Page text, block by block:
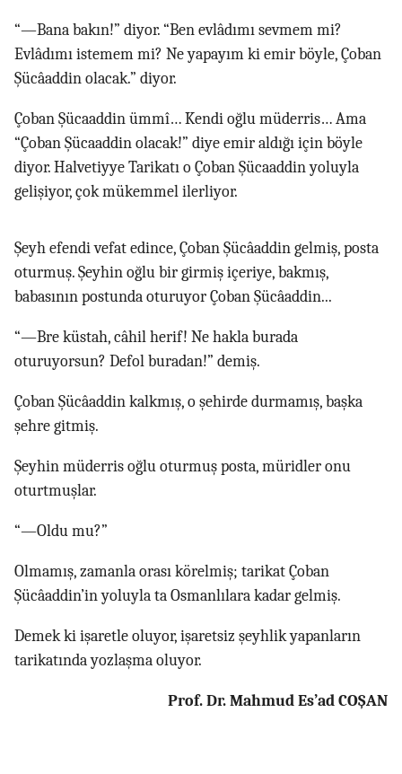
“—Bana bakın!” diyor. “Ben evlâdımı sevmem mi?
Evlâdımı istemem mi? Ne yapayım ki emir böyle, Çoban
Şücâaddin olacak.” diyor.
Çoban Şücaaddin ümmî… Kendi oğlu müderris… Ama
“Çoban Şücaaddin olacak!” diye emir aldığı için böyle
diyor. Halvetiyye Tarikatı o Çoban Şücaaddin yoluyla
gelişiyor, çok mükemmel ilerliyor.
Şeyh efendi vefat edince, Çoban Şücâaddin gelmiş, posta
oturmuş. Şeyhin oğlu bir girmiş içeriye, bakmış,
babasının postunda oturuyor Çoban Şücâaddin...
“—Bre küstah, câhil herif! Ne hakla burada
oturuyorsun? Defol buradan!” demiş.
Çoban Şücâaddin kalkmış, o şehirde durmamış, başka
şehre gitmiş.
Şeyhin müderris oğlu oturmuş posta, müridler onu
oturtmuşlar.
“—Oldu mu?”
Olmamış, zamanla orası körelmiş; tarikat Çoban
Şücâaddin’in yoluyla ta Osmanlılara kadar gelmiş.
Demek ki işaretle oluyor, işaretsiz şeyhlik yapanların
tarikatında yozlaşma oluyor.
Prof. Dr. Mahmud Es’ad COŞAN